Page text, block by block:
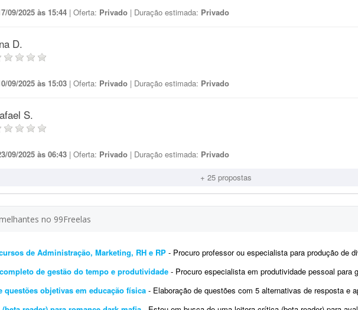
09/2025 às 15:44 | Oferta: Privado | Duração estimada: Privado
D.
09/2025 às 15:03 | Oferta: Privado | Duração estimada: Privado
S.
09/2025 às 06:43 | Oferta: Privado | Duração estimada: Privado
+ 25 propostas
no 99Freelas
de Administração, Marketing, RH e RP - Procuro professor ou especialista para produção de diversos cursos nas áreas de
de gestão do tempo e produtividade - Procuro especialista em produtividade pessoal para gravar uma formação completa sobre
questões objetivas em educação física - Elaboração de questões com 5 alternativas de resposta e apenas uma correta. As questões devem ser